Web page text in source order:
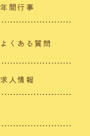
年間行事
よくある質問
求人情報